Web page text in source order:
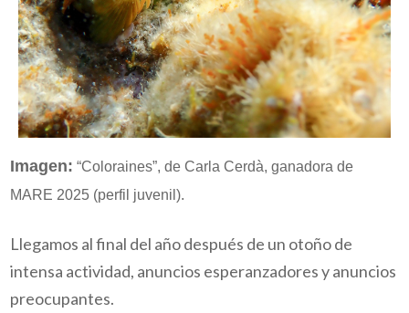
Imagen: “Coloraines”, de Carla Cerdà, ganadora de
MARE 2025 (perfil juvenil).
Llegamos al final del año después de un otoño de
intensa actividad, anuncios esperanzadores y anuncios
preocupantes.